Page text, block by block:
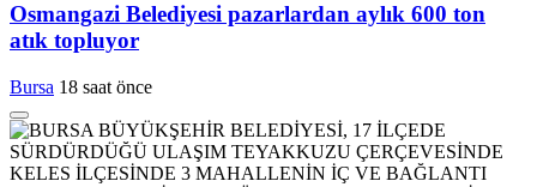
Osmangazi Belediyesi pazarlardan aylık 600 ton
atık topluyor
Bursa 18 saat önce